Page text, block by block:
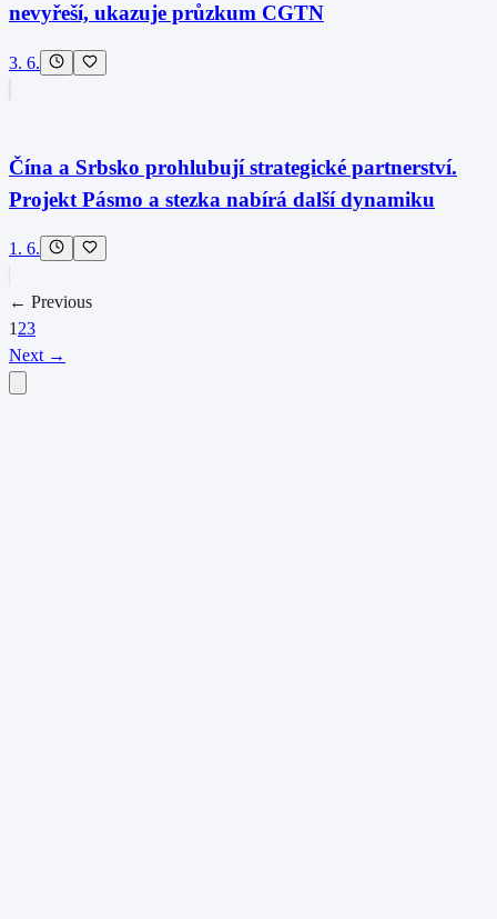
nevyřeší, ukazuje průzkum CGTN
3. 6.
Čína a Srbsko prohlubují strategické partnerství.
Projekt Pásmo a stezka nabírá další dynamiku
1. 6.
← Previous
1 23
Next →